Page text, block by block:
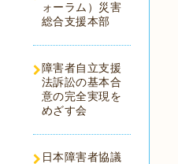
ォーラム）災害
総合支援本部
障害者自立支援
法訴訟の基本合
意の完全実現を
めざす会
日本障害者協議